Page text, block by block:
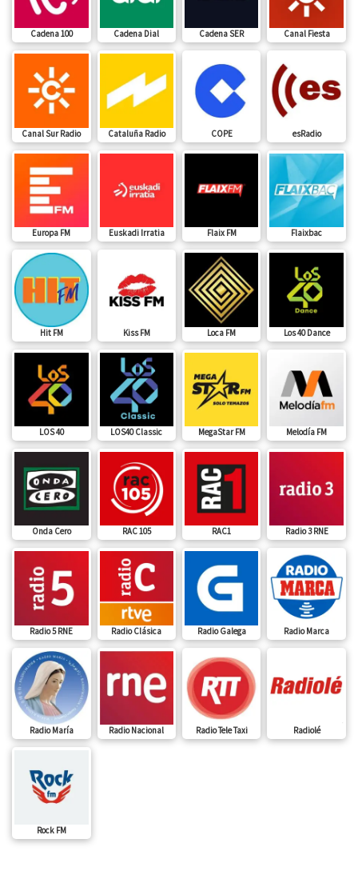
Cadena 100 Cadena Dial Cadena SER Canal Fiesta
Canal Sur Radio Cataluña Radio COPE esRadio
Europa FM Euskadi Irratia Flaix FM Flaixbac
Hit FM Kiss FM Loca FM Los 40 Dance
LOS 40 LOS40 Classic MegaStar FM Melodía FM
Onda Cero RAC 105 RAC1 Radio 3 RNE
Radio 5 RNE Radio Clásica Radio Galega Radio Marca
Radio María Radio Nacional Radio Tele Taxi Radiolé
Rock FM